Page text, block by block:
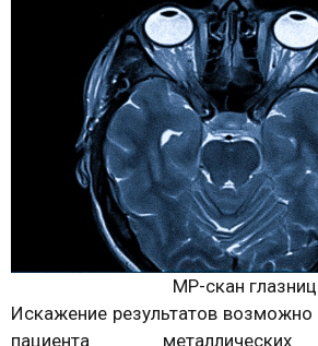
МР-скан глазниц
Искажение результатов возможно
пациента